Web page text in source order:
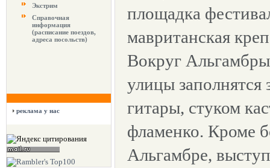
Экстрим
Справочная
информация
(расписание поездов,
адреса посольств)
реклама у нас
площадка
мавританская
Вокруг
улицы заполнятся
гитары, стуком
фламенко. Кроме
Альгамбре,